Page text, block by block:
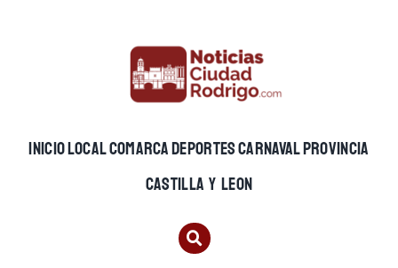
INICIOLOCALCOMARCADEPORTESCARNAVALPROVINCIA
CASTILLA Y LEON